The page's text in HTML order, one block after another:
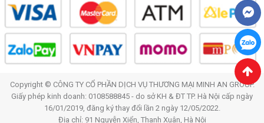
Copyright © CÔNG TY CỔ PHẦN DỊCH VỤ THƯƠNG MẠI MINH AN GROUP.
Giấy phép kinh doanh: 0108588845 - do sở KH & ĐT TP. Hà Nội cấp ngày
16/01/2019, đăng ký thay đổi lần 2 ngày 12/05/2022.
Địa chỉ: 91 Nguyễn Xiển, Thanh Xuân, Hà Nội